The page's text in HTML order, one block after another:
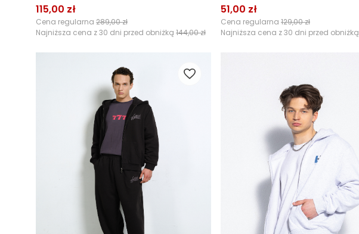
115,00 zł
Cena regularna 289,00 zł
Najniższa cena z 30 dni przed obniżką 144,00 zł
51,00 zł
Cena regularna 129,00 zł
Najniższa cena z 30 dni przed obniżką